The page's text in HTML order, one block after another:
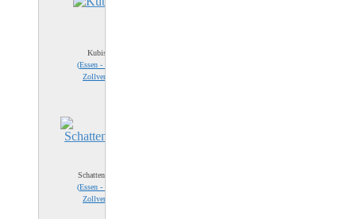
Kubisch
(Essen - Zeche
Zollverein
Schattenspiele
(Essen - Zeche
Zollverein